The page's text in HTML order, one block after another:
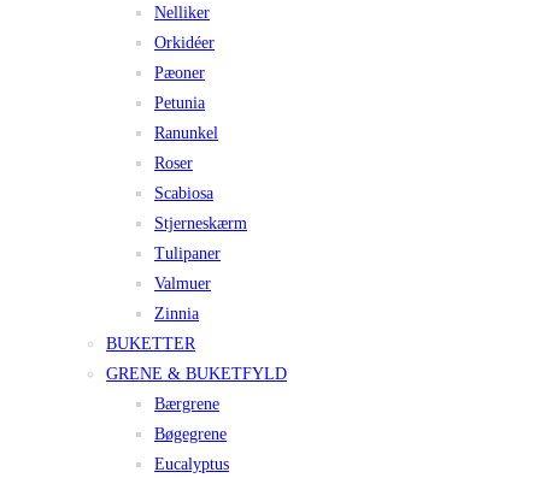
Nelliker
Orkidéer
Pæoner
Petunia
Ranunkel
Roser
Scabiosa
Stjerneskærm
Tulipaner
Valmuer
Zinnia
BUKETTER
GRENE & BUKETFYLD
Bærgrene
Bøgegrene
Eucalyptus